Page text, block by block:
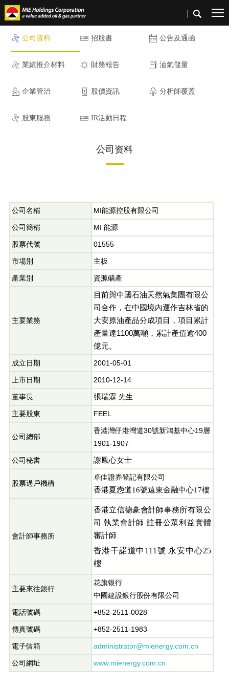
公司資料 招股書 公告及通函
業績推介材料 財務報告 油氣儲量
企業管治 股價資訊 分析師覆蓋
股東服務 IR活動日程
公司资料
公司名稱 MI能源控股有限公司
公司簡稱 MI 能源
股票代號 01555
市場別 主板
產業別 資源礦產
主要業務
目前與中國石油天然氣集團有限公
司合作，在中國境內運作吉林省的
大安原油產品分成項目，項目累計
產量達1100萬噸，累計產值逾400
億元。
成立日期 2001-05-01
上市日期 2010-12-14
董事長 張瑞霖 先生
主要股東 FEEL
公司總部
香港灣仔港灣道30號新鴻基中心19層
1901-1907
公司秘書 謝鳳心女士
股票過戶機構
卓佳證券登記有限公司
香港夏悫道16號遠東金融中心17樓
會計師事務所
香港立信德豪會計師事務所有限公
司執業會計師 註冊公眾利益實體
審計師
香港干諾道中 111 號 永安中心25
樓
主要來往銀行
花旗银行
中國建設銀行股份有限公司
電話號碼 +852-2511-0028
傳真號碼 +852-2511-1983
電子信箱 administrator@mienergy.com.cn
公司網址 www.mienergy.com.cn